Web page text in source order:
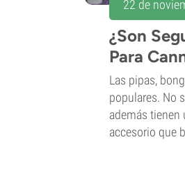
22 de
¿Son
Para
Las pipas,
populares. No
además tienen
accesorio que